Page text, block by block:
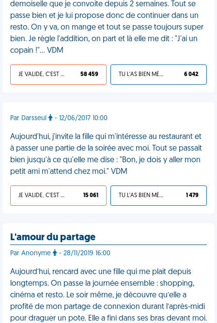
demoiselle que je convoite depuis 2 semaines. Tout se
passe bien et je lui propose donc de continuer dans un
resto. On y va, on mange et tout se passe toujours super
bien. Je règle l'addition, on part et là elle me dit : "J'ai un
copain !"... VDM
JE VALIDE, C'EST UNE VDM 58 459 TU L'AS BIEN MÉRITÉ 6 042
Par Darsseul - 12/06/2017 10:00
Aujourd'hui, j'invite la fille qui m'intéresse au restaurant et
à passer une partie de la soirée avec moi. Tout se passait
bien jusqu'à ce qu'elle me dise : "Bon, je dois y aller mon
petit ami m'attend chez moi." VDM
JE VALIDE, C'EST UNE VDM 15 061 TU L'AS BIEN MÉRITÉ 1 479
L'amour du partage
Par Anonyme - 28/11/2019 16:00
Aujourd’hui, rencard avec une fille qui me plait depuis
longtemps. On passe la journée ensemble : shopping,
cinéma et resto. Le soir même, je découvre qu’elle a
profité de mon partage de connexion durant l’après-midi
pour draguer un pote. Elle a fini dans ses bras devant moi.